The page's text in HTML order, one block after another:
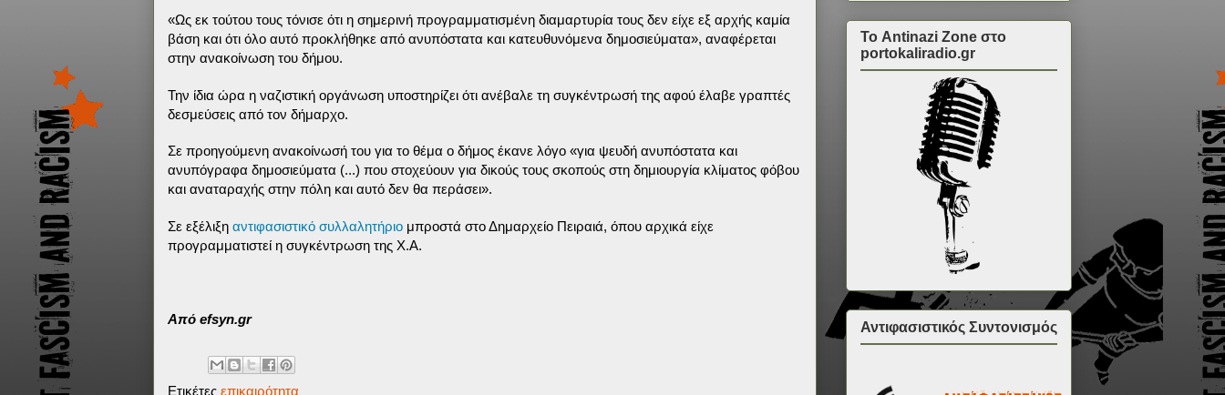
«Ως εκ τούτου τους τόνισε ότι η σημερινή προγραμματισμένη διαμαρτυρία τους δεν είχε εξ αρχής καμία
βάση και ότι όλο αυτό προκλήθηκε από ανυπόστατα και κατευθυνόμενα δημοσιεύματα», αναφέρεται
στην ανακοίνωση του δήμου.
Την ίδια ώρα η ναζιστική οργάνωση υποστηρίζει ότι ανέβαλε τη συγκέντρωσή της αφού έλαβε γραπτές
δεσμεύσεις από τον δήμαρχο.
Σε προηγούμενη ανακοίνωσή του για το θέμα ο δήμος έκανε λόγο «για ψευδή ανυπόστατα και
ανυπόγραφα δημοσιεύματα (...) που στοχεύουν για δικούς τους σκοπούς στη δημιουργία κλίματος φόβου
και αναταραχής στην πόλη και αυτό δεν θα περάσει».
Σε εξέλιξη αντιφασιστικό συλλαλητήριο μπροστά στο Δημαρχείο Πειραιά, όπου αρχικά είχε
προγραμματιστεί η συγκέντρωση της Χ.Α.
Από efsyn.gr
Ετικέτες επικαιρότητα
Το Antinazi Zone στο
portokaliradio.gr
Αντιφασιστικός Συντονισμός